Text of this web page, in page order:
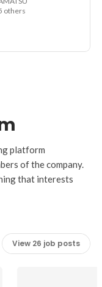
others
platform
of the company.
that interests
View 26 job posts